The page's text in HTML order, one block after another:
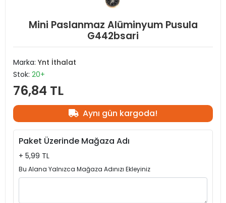
Mini Paslanmaz Alüminyum Pusula
G442bsari
Marka: Ynt İthalat
Stok: 20+
76,84 TL
Aynı gün kargoda!
Paket Üzerinde Mağaza Adı
+ 5,99 TL
Bu Alana Yalnızca Mağaza Adınızı Ekleyiniz